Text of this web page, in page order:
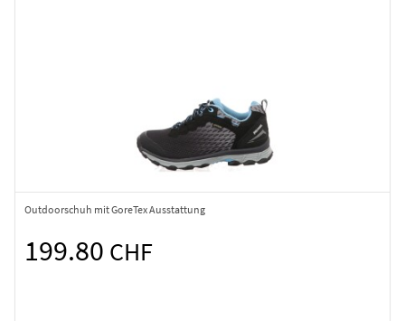
Outdoorschuh mit GoreTex Ausstattung
199.80 CHF